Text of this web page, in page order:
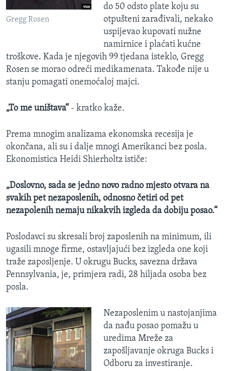
Gregg Rosen
do 50 odsto plate koju su
otpušteni zarađivali, nekako
uspijevao kupovati nužne
namirnice i plaćati kućne
troškove. Kada je njegovih 99 tjedana isteklo, Gregg
Rosen se morao odreći medikamenata. Takođe nije u
stanju pomagati onemoćaloj majci.
„To me uništava“ - kratko kaže.
Prema mnogim analizama ekonomska recesija je
okončana, ali su i dalje mnogi Amerikanci bez posla.
Ekonomistica Heidi Shierholtz ističe:
„Doslovno, sada se jedno novo radno mjesto otvara na
svakih pet nezaposlenih, odnosno četiri od pet
nezapolenih nemaju nikakvih izgleda da dobiju posao.“
Poslodavci su skresali broj zaposlenih na minimum, ili
ugasili mnoge firme, ostavljajući bez izgleda one koji
traže zaposljenje. U okrugu Bucks, savezna država
Pennsylvania, je, primjera radi, 28 hiljada osoba bez
posla.
Nezaposlenim u nastojanjima
da nađu posao pomažu u
uredima Mreže za
zapošljavanje okruga Bucks i
Odboru za investiranje.